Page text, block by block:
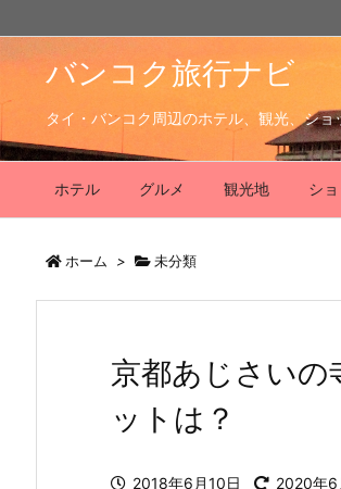
バンコク旅行ナビ
タイ・バンコク周辺のホテル、観光、シ
ホテル グルメ 観光地 シ
ホーム > 未分類
京都あじさいの
ットは？
2018年6月10日 2020年6